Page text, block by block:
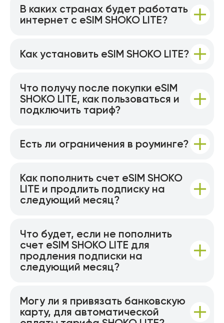
В каких странах будет работать
интернет с eSIM SHOKO LITE?
Как установить eSIM SHOKO LITE?
Что получу после покупки eSIM
SHOKO LITE, как пользоваться и
подключить тариф?
Есть ли ограничения в роуминге?
Как пополнить счет eSIM SHOKO
LITE и продлить подписку на
следующий месяц?
Что будет, если не пополнить
счет eSIM SHOKO LITE для
продления подписки на
следующий месяц?
Могу ли я привязать банковскую
карту, для автоматической